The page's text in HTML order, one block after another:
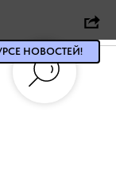
НОВОСТЕЙ!